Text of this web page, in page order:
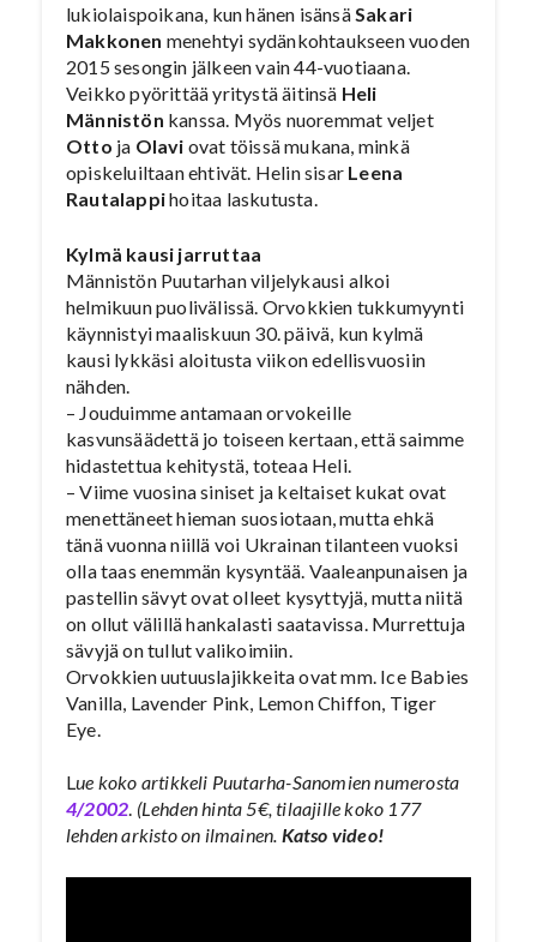
lukiolaispoikana, kun hänen isänsä Sakari
Makkonen menehtyi sydänkohtaukseen vuoden
2015 sesongin jälkeen vain 44-vuotiaana.
Veikko pyörittää yritystä äitinsä Heli
Männistön kanssa. Myös nuoremmat veljet
Otto ja Olavi ovat töissä mukana, minkä
opiskeluiltaan ehtivät. Helin sisar Leena
Rautalappihoitaa laskutusta.
Kylmä kausi jarruttaa
Männistön Puutarhan viljelykausi alkoi
helmikuun puolivälissä. Orvokkien tukkumyynti
käynnistyi maaliskuun 30. päivä, kun kylmä
kausi lykkäsi aloitusta viikon edellisvuosiin
nähden.
– Jouduimme antamaan orvokeille
kasvunsäädettä jo toiseen kertaan, että saimme
hidastettua kehitystä, toteaa Heli.
– Viime vuosina siniset ja keltaiset kukat ovat
menettäneet hieman suosiotaan, mutta ehkä
tänä vuonna niillä voi Ukrainan tilanteen vuoksi
olla taas enemmän kysyntää. Vaaleanpunaisen ja
pastellin sävyt ovat olleet kysyttyjä, mutta niitä
on ollut välillä hankalasti saatavissa. Murrettuja
sävyjä on tullut valikoimiin.
Orvokkien uutuuslajikkeita ovat mm. Ice Babies
Vanilla, Lavender Pink, Lemon Chiffon, Tiger
Eye.
Lue koko artikkeli Puutarha-Sanomien numerosta
4/2002 (Lehden hinta 5€, tilaajille koko 177
lehden arkisto on ilmainen. Katso video!